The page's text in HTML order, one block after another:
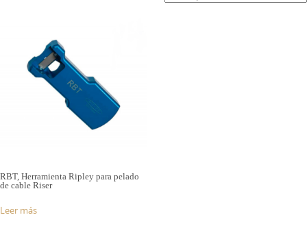
RBT, Herramienta Ripley para pelado
de cable Riser
Leer más